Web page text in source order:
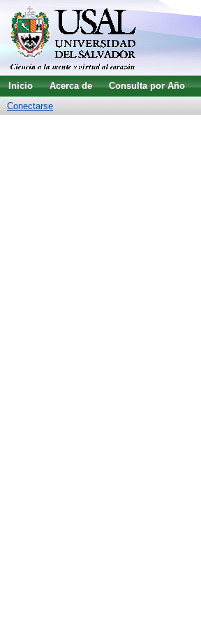
Inicio Acerca de Consulta por Año
Conectarse